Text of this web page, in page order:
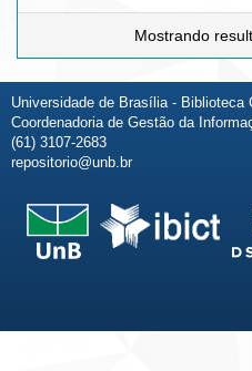
Mostrando
Universidade de Brasília - Biblioteca
Coordenadoria de Gestão da
(61) 3107-2683
repositorio@unb.br